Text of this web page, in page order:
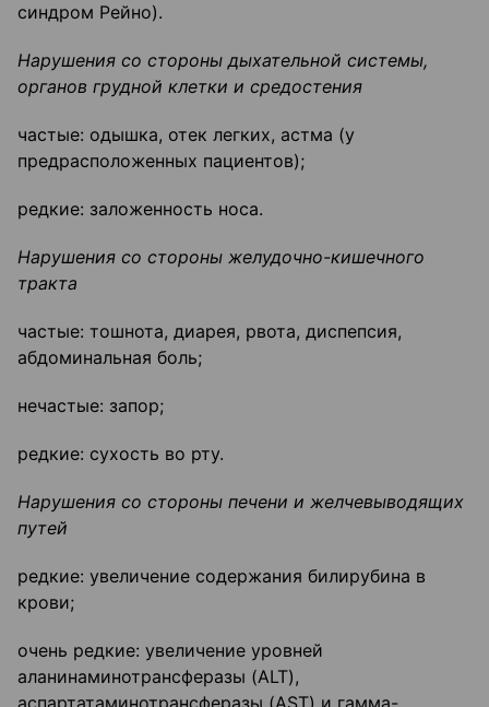
синдром Рейно).
Нарушения со стороны дыхательной системы,
органов грудной клетки и средостения
частые: одышка, отек легких, астма (у
предрасположенных пациентов);
редкие: заложенность носа.
Нарушения со стороны желудочно-кишечного
тракта
частые: тошнота, диарея, рвота, диспепсия,
абдоминальная боль;
нечастые: запор;
редкие: сухость во рту.
Нарушения со стороны печени и желчевыводящих
путей
редкие: увеличение содержания билирубина в
крови;
очень редкие: увеличение уровней
аланинаминотрансферазы (ALT),